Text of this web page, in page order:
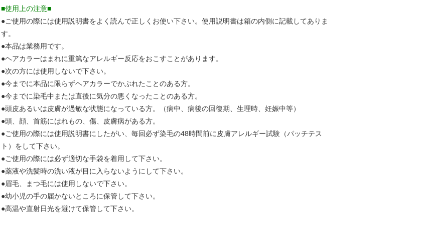
■使用上の注意■
●ご使用の際には使用説明書をよく読んで正しくお使い下さい。使用説明書は箱の内側に記載してありま
す。
●本品は業務用です。
●ヘアカラーはまれに重篤なアレルギー反応をおこすことがあります。
●次の方には使用しないで下さい。
●今までに本品に限らずヘアカラーでかぶれたことのある方。
●今までに染毛中または直後に気分の悪くなったことのある方。
●頭皮あるいは皮膚が過敏な状態になっている方。（病中、病後の回復期、生理時、妊娠中等）
●頭、顔、首筋にはれもの、傷、皮膚病がある方。
●ご使用の際には使用説明書にしたがい、毎回必ず染毛の48時間前に皮膚アレルギー試験（パッチテス
ト）をして下さい。
●ご使用の際には必ず適切な手袋を着用して下さい。
●薬液や洗髪時の洗い液が目に入らないようにして下さい。
●眉毛、まつ毛には使用しないで下さい。
●幼小児の手の届かないところに保管して下さい。
●高温や直射日光を避けて保管して下さい。